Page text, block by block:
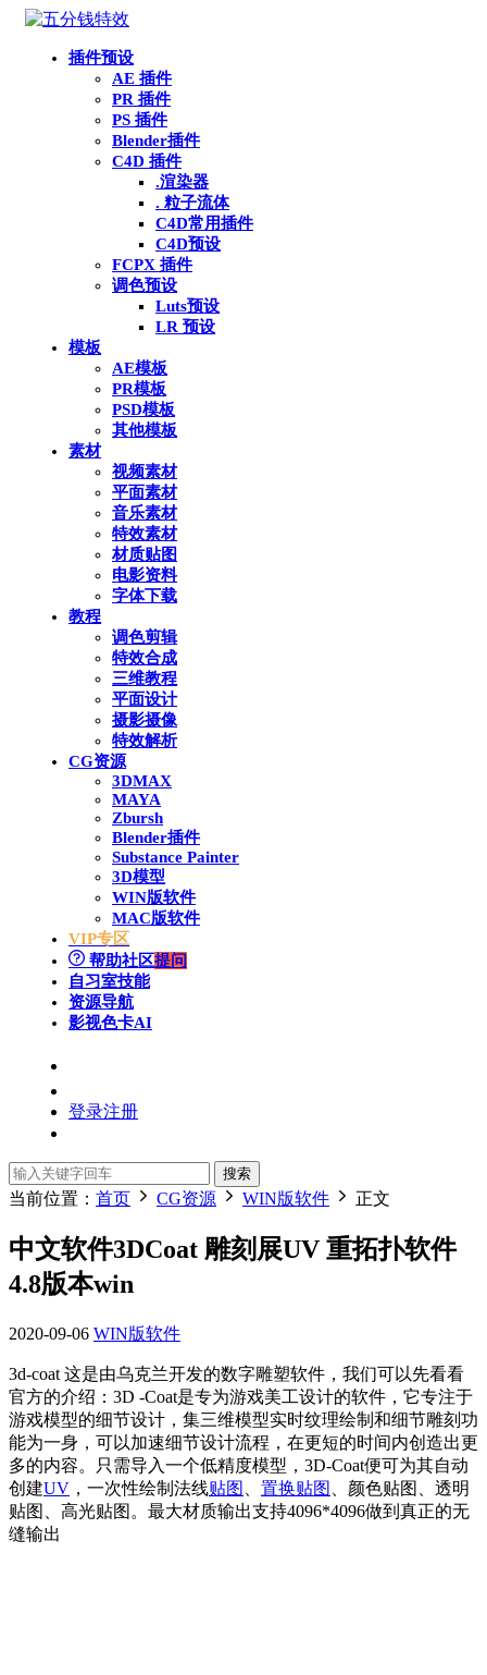
插件预设
AE 插件
PR 插件
PS 插件
Blender插件
C4D 插件
.渲染器
. 粒子流体
C4D常用插件
C4D预设
FCPX 插件
调色预设
Luts预设
LR 预设
模板
AE模板
PR模板
PSD模板
其他模板
素材
视频素材
平面素材
音乐素材
特效素材
材质贴图
电影资料
字体下载
教程
调色剪辑
特效合成
三维教程
平面设计
摄影摄像
特效解析
CG资源
3DMAX
MAYA
Zbursh
Blender插件
Substance Painter
3D模型
WIN版软件
MAC版软件
VIP专区
帮助社区提问
自习室技能
资源导航
影视色卡AI
登录注册
搜索
当前位置： 首页 CG资源 WIN版软件 正文
中文软件3DCoat 雕刻展UV 重拓扑软件
4.8版本win
2020-09-06 WIN版软件
3d-coat 这是由乌克兰开发的数字雕塑软件，我们可以先看看
官方的介绍：3D -Coat是专为游戏美工设计的软件，它专注于
游戏模型的细节设计，集三维模型实时纹理绘制和细节雕刻功
能为一身，可以加速细节设计流程，在更短的时间内创造出更
多的内容。只需导入一个低精度模型，3D-Coat便可为其自动
创建UV ，一次性绘制法线贴图 置换贴图
、颜色贴图、透明
贴图、高光贴图。最大材质输出支持4096*4096做到真正的无
缝输出